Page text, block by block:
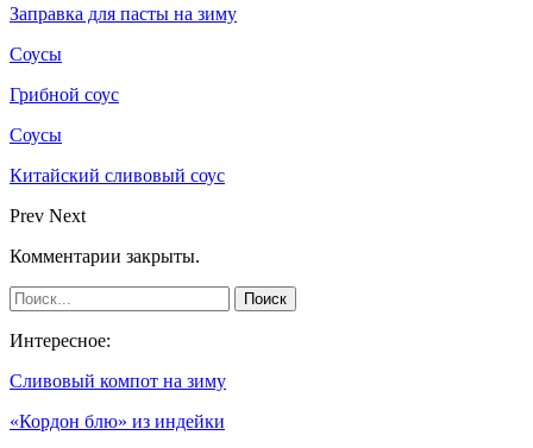
Заправка для пасты на зиму
Соусы
Грибной соус
Соусы
Китайский сливовый соус
Prev Next
Комментарии закрыты.
Интересное:
Сливовый компот на зиму
«Кордон блю» из индейки